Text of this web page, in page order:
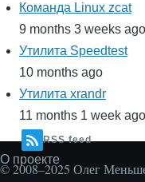
Команда Linux zcat
9 months 3 weeks ago
Утилита Speedtest
10 months ago
Утилита xrandr
11 months 1 week ago
RSS feed
Secondary
menu
О проекте
© 2008–2025 Олег